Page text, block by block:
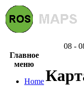
08 -
Главное
меню
Home